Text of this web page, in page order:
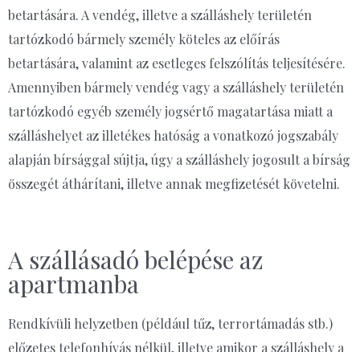
betartására. A vendég, illetve a szálláshely területén
tartózkodó bármely személy köteles az előírás
betartására, valamint az esetleges felszólítás teljesítésére.
Amennyiben bármely vendég vagy a szálláshely területén
tartózkodó egyéb személy jogsértő magatartása miatt a
szálláshelyet az illetékes hatóság a vonatkozó jogszabály
alapján bírsággal sújtja, úgy a szálláshely jogosult a bírság
összegét áthárítani, illetve annak megfizetését követelni.
A szállásadó belépése az
apartmanba
Rendkívüli helyzetben (például tűz, terrortámadás stb.)
előzetes telefonhívás nélkül, illetve amikor a szálláshely a